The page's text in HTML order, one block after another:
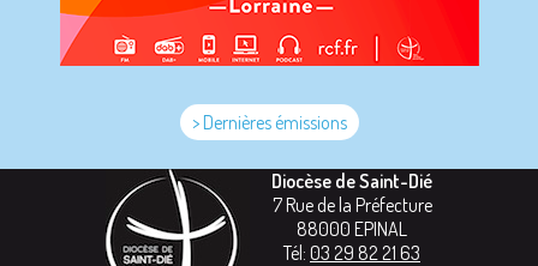
> Dernières émissions
Diocèse de Saint-Dié
7 Rue de la Préfecture
88000 EPINAL
Tél: 03 29 82 21 63